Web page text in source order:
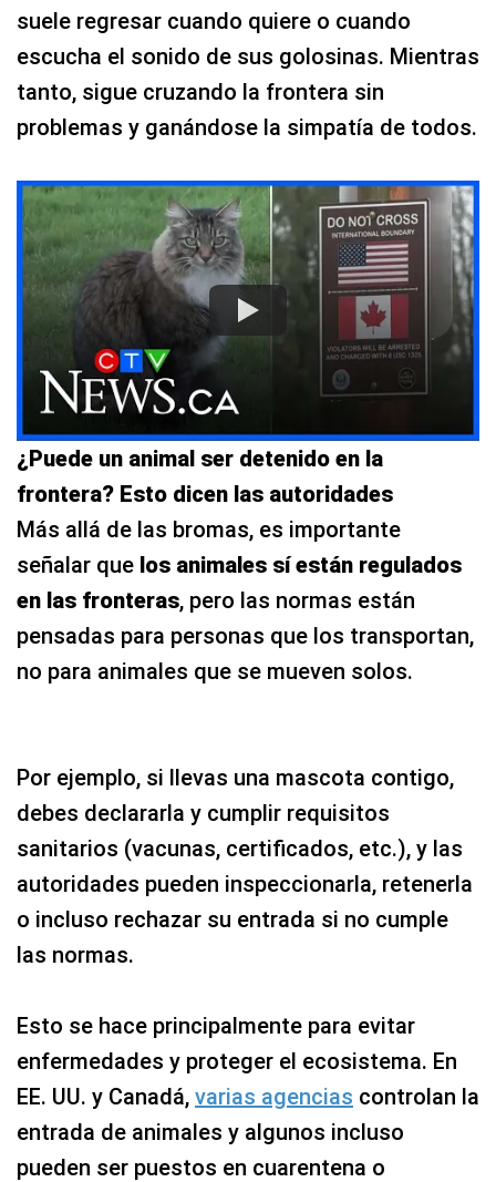
suele regresar cuando quiere o cuando
escucha el sonido de sus golosinas. Mientras
tanto, sigue cruzando la frontera sin
problemas y ganándose la simpatía de todos.
¿Puede un animal ser detenido en la
frontera? Esto dicen las autoridades
Más allá de las bromas, es importante
señalar que los animales sí están regulados
en las fronteras, pero las normas están
pensadas para personas que los transportan,
no para animales que se mueven solos.
Por ejemplo, si llevas una mascota contigo,
debes declararla y cumplir requisitos
sanitarios (vacunas, certificados, etc.), y las
autoridades pueden inspeccionarla, retenerla
o incluso rechazar su entrada si no cumple
las normas.
Esto se hace principalmente para evitar
enfermedades y proteger el ecosistema. En
EE. UU. y Canadá, varias agencias controlan la
entrada de animales y algunos incluso
pueden ser puestos en cuarentena o